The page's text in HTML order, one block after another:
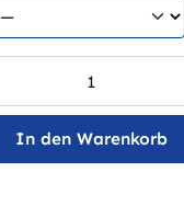
Gib den
In den Warenkorb